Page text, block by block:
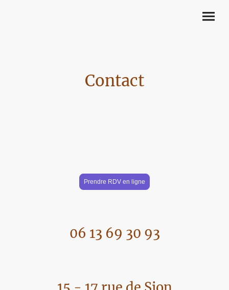
Contact
Prendre RDV en ligne
06 13 69 30 93